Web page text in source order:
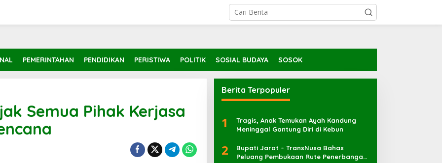
PEMERINTAHAN PENDIDIKAN PERISTIWA POLITIK SOSIAL BUDAYA SOSOK
Semua Pihak Kerjasa
Berita Terpopuler
1
Tragis, Anak Temukan Ayah Kandung
Meninggal Gantung Diri di Kebun
2
Bupati Jarot – TransNusa Bahas
Peluang Pembukaan Rute Penerbangan